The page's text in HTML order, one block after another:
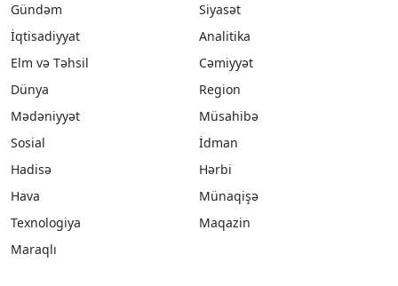
Gündəm
Siyasət
İqtisadiyyat
Analitika
Elm və Təhsil
Cəmiyyət
Dünya
Region
Mədəniyyət
Müsahibə
Sosial
İdman
Hadisə
Hərbi
Hava
Münaqişə
Texnologiya
Maqazin
Maraqlı